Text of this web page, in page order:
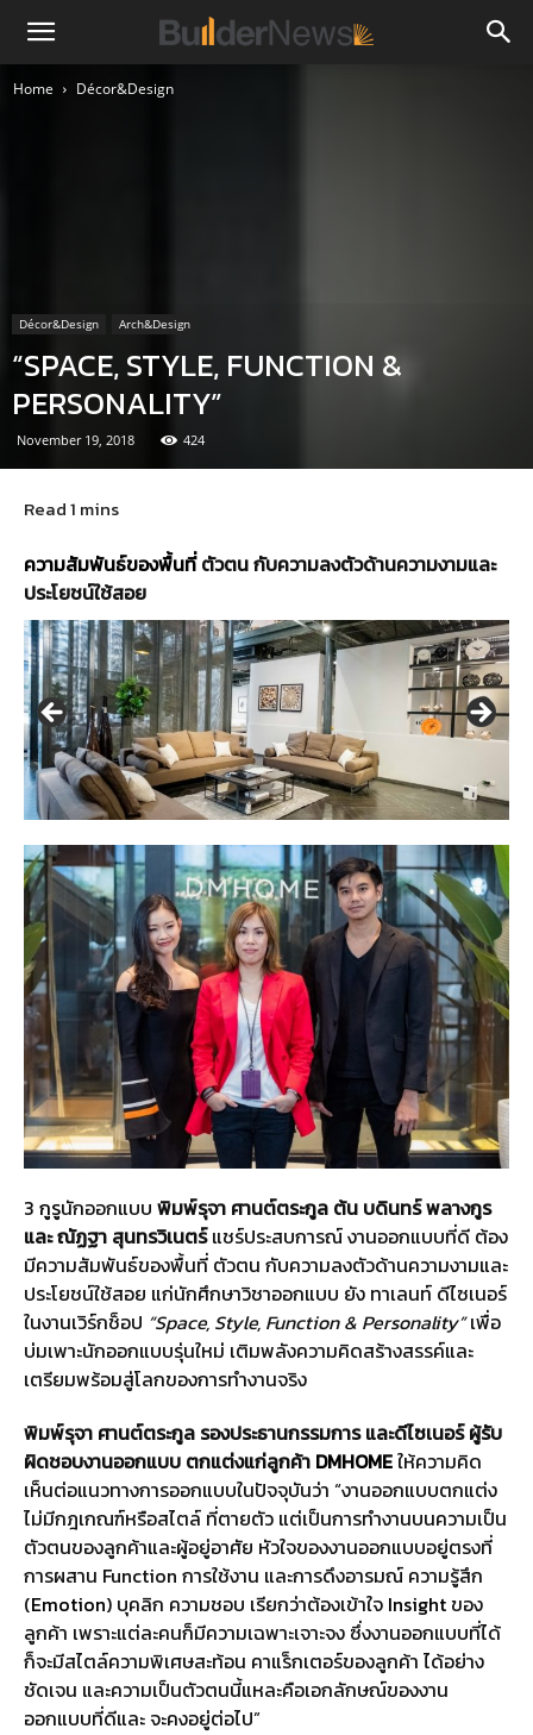
Home Décor&Design
Décor&Design Arch&Design
“SPACE, STYLE, FUNCTION &
PERSONALITY”
November 19, 2018 424
ความสัมพันธ์ของพื้นที่ ตัวตน กับความลงตัวด้านความงามและ
ประโยชน์ใช้สอย
3 กูรูนักออกแบบ พิมพ์รุจา ศานต์ตระกูล ต้น บดินทร์ พลางกูร
และ ณัฏฐา สุนทรวิเนตร์แชร์ประสบการณ์ งานออกแบบที่ดี ต้อง
มีความสัมพันธ์ของพื้นที่ ตัวตน กับความลงตัวด้านความงามและ
ประโยชน์ใช้สอย แก่นักศึกษาวิชาออกแบบ ยัง ทาเลนท์ ดีไซเนอร์
ในงานเวิร์กช็อป “Space, Style, Function & Personality”เพื่อ
บ่มเพาะนักออกแบบรุ่นใหม่ เติมพลังความคิดสร้างสรรค์และ
เตรียมพร้อมสู่โลกของการทำงานจริง
พิมพ์รุจา ศานต์ตระกูล รองประธานกรรมการ และดีไซเนอร์ ผู้รับ
ผิดชอบงานออกแบบ ตกแต่งแก่ลูกค้า DMHOMEให้ความคิด
เห็นต่อแนวทางการออกแบบในปัจจุบันว่า “งานออกแบบตกแต่ง
ไม่มีกฎเกณฑ์หรือสไตล์ ที่ตายตัว แต่เป็นการทำงานบนความเป็น
ตัวตนของลูกค้าและผู้อยู่อาศัย หัวใจของงานออกแบบอยู่ตรงที่
การผสาน Function การใช้งาน และการดึงอารมณ์ ความรู้สึก
(Emotion) บุคลิก ความชอบ เรียกว่าต้องเข้าใจ Insightของ
ลูกค้า เพราะแต่ละคนก็มีความเฉพาะเจาะจง ซึ่งงานออกแบบที่ได้
ก็จะมีสไตล์ความพิเศษสะท้อน คาแร็กเตอร์ของลูกค้า ได้อย่าง
ชัดเจน และความเป็นตัวตนนี้แหละคือเอกลักษณ์ของงาน
ออกแบบที่ดีและ จะคงอยู่ต่อไป”